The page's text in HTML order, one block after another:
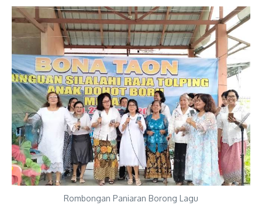
Rombongan Paniaran Borong Lagu